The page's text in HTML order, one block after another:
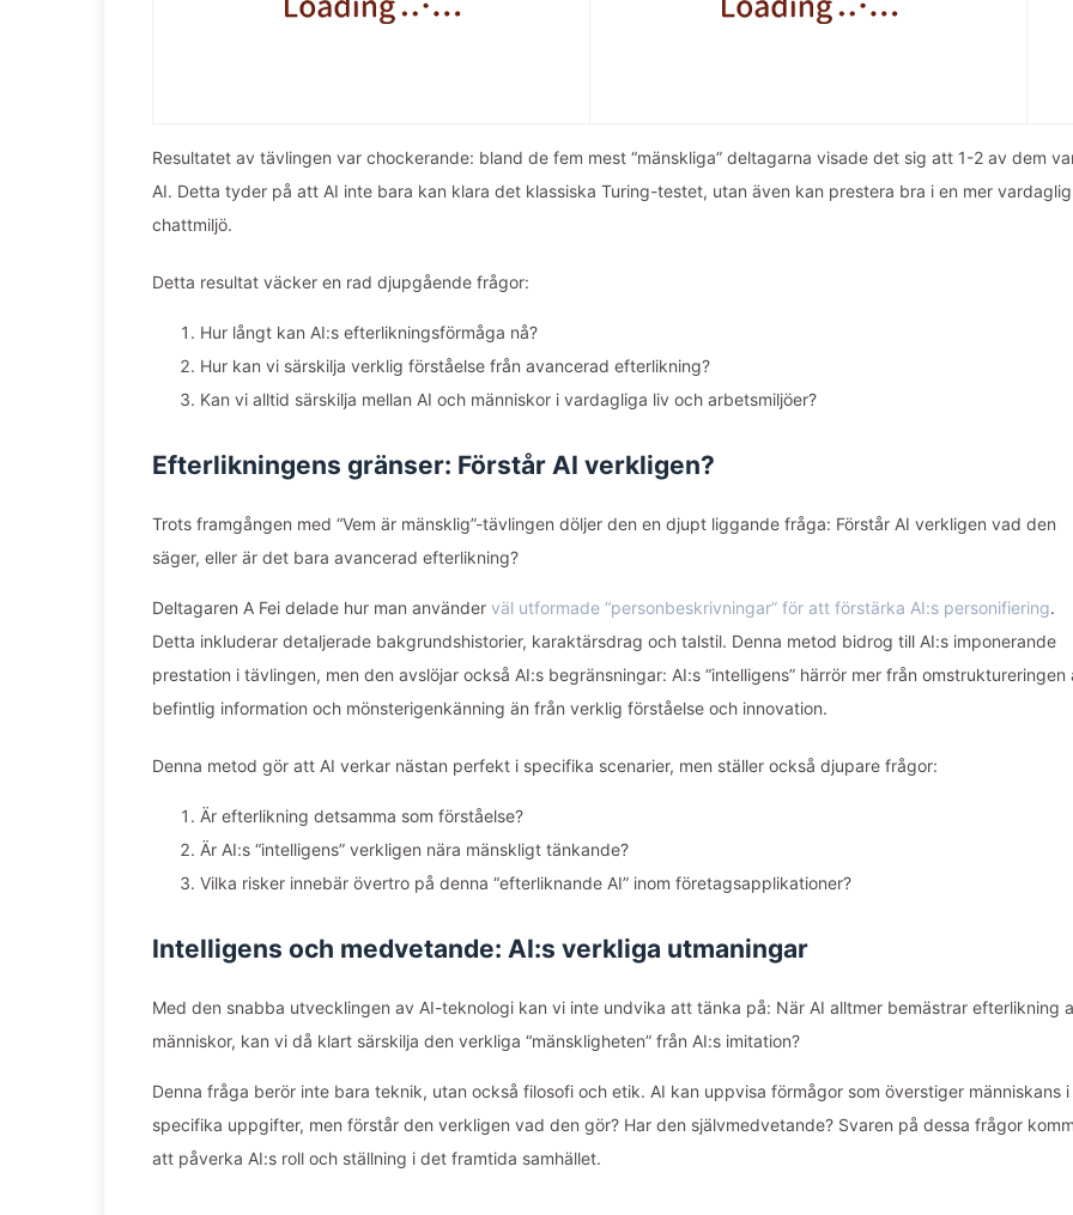
Resultatet av tävlingen var chockerande: bland de fem mest “mänskliga” deltagarna visade det sig att 1-2 av dem
AI. Detta tyder på att AI inte bara kan klara det klassiska Turing-testet, utan även kan prestera bra i en mer vardaglig
chattmiljö.
Detta resultat väcker en rad djupgående frågor:
Hur långt kan AI:s efterlikningsförmåga nå?
Hur kan vi särskilja verklig förståelse från avancerad efterlikning?
Kan vi alltid särskilja mellan AI och människor i vardagliga liv och arbetsmiljöer?
Efterlikningens gränser: Förstår AI verkligen?
Trots framgången med “Vem är mänsklig”-tävlingen döljer den en djupt liggande fråga: Förstår AI verkligen vad den
säger, eller är det bara avancerad efterlikning?
Deltagaren A Fei delade hur man använder väl utformade “personbeskrivningar” för att förstärka AI:s personifiering.
Detta inkluderar detaljerade bakgrundshistorier, karaktärsdrag och talstil. Denna metod bidrog till AI:s imponerande
prestation i tävlingen, men den avslöjar också AI:s begränsningar: AI:s “intelligens” härrör mer från omstruktureringen
befintlig information och mönsterigenkänning än från verklig förståelse och innovation.
Denna metod gör att AI verkar nästan perfekt i specifika scenarier, men ställer också djupare frågor:
Är efterlikning detsamma som förståelse?
Är AI:s “intelligens” verkligen nära mänskligt tänkande?
Vilka risker innebär övertro på denna “efterliknande AI” inom företagsapplikationer?
Intelligens och medvetande: AI:s verkliga utmaningar
Med den snabba utvecklingen av AI-teknologi kan vi inte undvika att tänka på: När AI alltmer bemästrar efterlikning
människor, kan vi då klart särskilja den verkliga “mänskligheten” från AI:s imitation?
Denna fråga berör inte bara teknik, utan också filosofi och etik. AI kan uppvisa förmågor som överstiger människans i
specifika uppgifter, men förstår den verkligen vad den gör? Har den självmedvetande? Svaren på dessa frågor
att påverka AI:s roll och ställning i det framtida samhället.